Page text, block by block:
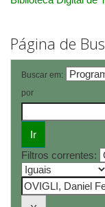
Página de
Buscar em:
por
Filtros correntes: